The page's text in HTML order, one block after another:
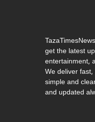
get the latest
entertainment,
We deliver
simple and
and updated